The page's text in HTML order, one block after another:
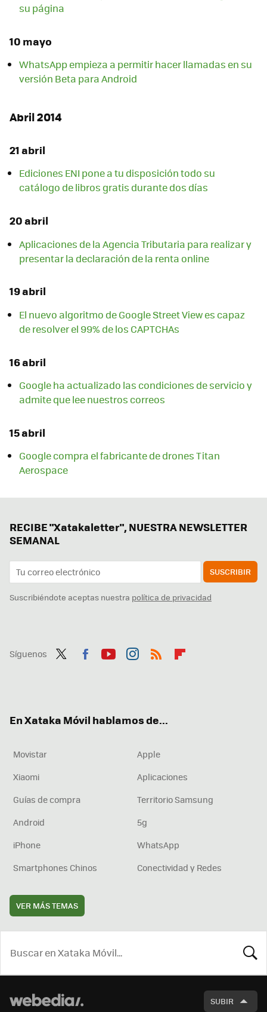
su página
10 mayo
WhatsApp empieza a permitir hacer llamadas en su
versión Beta para Android
Abril 2014
21 abril
Ediciones ENI pone a tu disposición todo su
catálogo de libros gratis durante dos días
20 abril
Aplicaciones de la Agencia Tributaria para realizar y
presentar la declaración de la renta online
19 abril
El nuevo algoritmo de Google Street View es capaz
de resolver el 99% de los CAPTCHAs
16 abril
Google ha actualizado las condiciones de servicio y
admite que lee nuestros correos
15 abril
Google compra el fabricante de drones Titan
Aerospace
RECIBE "Xatakaletter", NUESTRA NEWSLETTER
SEMANAL
SUSCRIBIR
Suscribiéndote aceptas nuestra política de privacidad
Síguenos
En Xataka Móvil hablamos de...
Movistar
Apple
Xiaomi
Aplicaciones
Guías de compra
Territorio Samsung
Android
5g
iPhone
WhatsApp
Smartphones Chinos
Conectividad y Redes
VER MÁS TEMAS
SUBIR